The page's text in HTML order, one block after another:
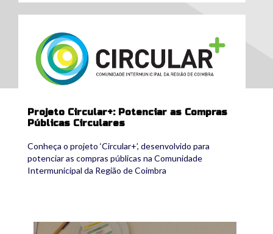
Projeto Circular+: Potenciar as Compras
Públicas Circulares
Conheça o projeto ‘Circular+’, desenvolvido para
potenciar as compras públicas na Comunidade
Intermunicipal da Região de Coimbra
foodcorridors.png